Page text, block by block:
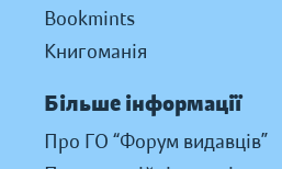
Bookmints
Книгоманія
Більше інформації
Про ГО “Форум видавців”